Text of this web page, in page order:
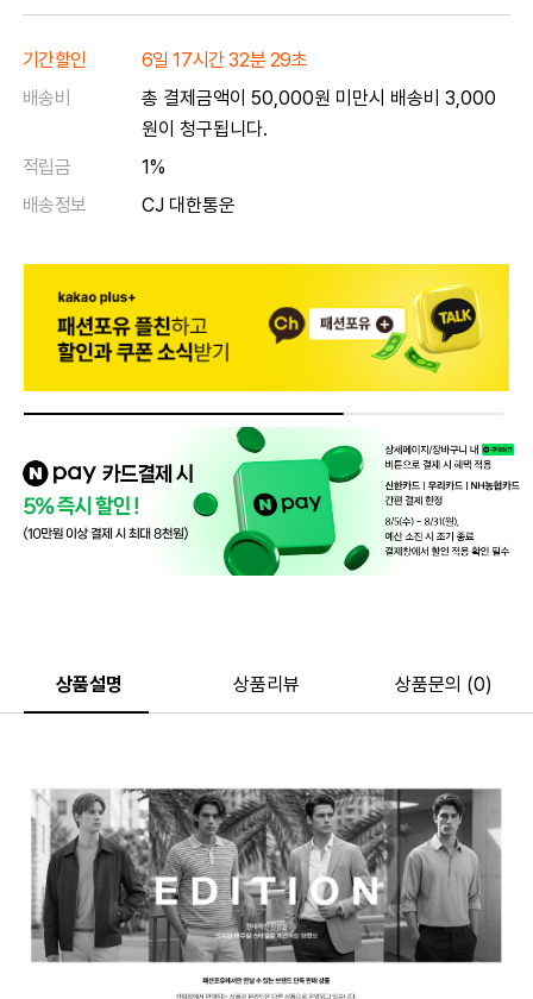
기간할인
6일 17시간 32분 29초
배송비
총 결제금액이 50,000원 미만시 배송비 3,000
원이 청구됩니다.
적립금
1%
배송정보
CJ 대한통운
상품설명 상품리뷰 상품문의 (0)